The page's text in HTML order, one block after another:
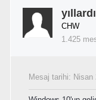
CHW
1.425
Mesaj tarihi: Nisan